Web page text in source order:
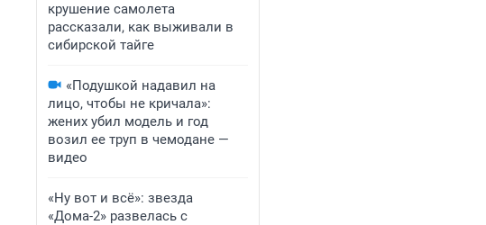
крушение самолета
рассказали, как выживали в
сибирской тайге
«Подушкой надавил на
лицо, чтобы не кричала»:
жених убил модель и год
возил ее труп в чемодане —
видео
«Ну вот и всё»: звезда
«Дома-2» развелась с